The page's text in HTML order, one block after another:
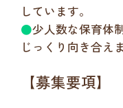
しています。
●少人数な保育体
じっくり向き合え
【募集要項】